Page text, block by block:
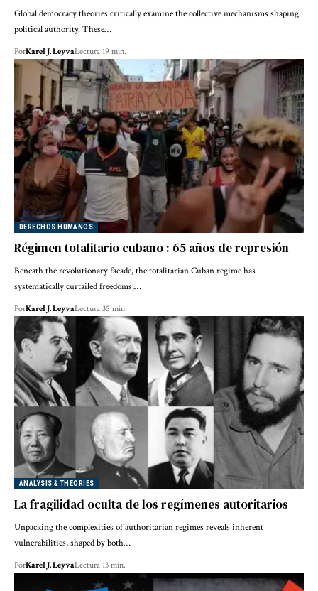
Global democracy theories critically examine the collective mechanisms shaping
political authority. These…
PorKarel J. LeyvaLectura 19 min.
DERECHOS HUMANOS
Régimen totalitario cubano : 65 años de represión
Beneath the revolutionary facade, the totalitarian Cuban regime has
systematically curtailed freedoms,…
PorKarel J. LeyvaLectura 35 min.
ANALYSIS & THEORIES
La fragilidad oculta de los regímenes autoritarios
Unpacking the complexities of authoritarian regimes reveals inherent
vulnerabilities, shaped by both…
PorKarel J. LeyvaLectura 13 min.